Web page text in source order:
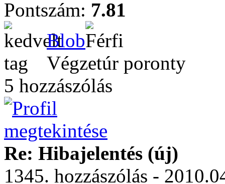
Pontszám: 7.81
Blob
Végzetúr poronty
5 hozzászólás
Re: Hibajelentés (új)
1345. hozzászólás -